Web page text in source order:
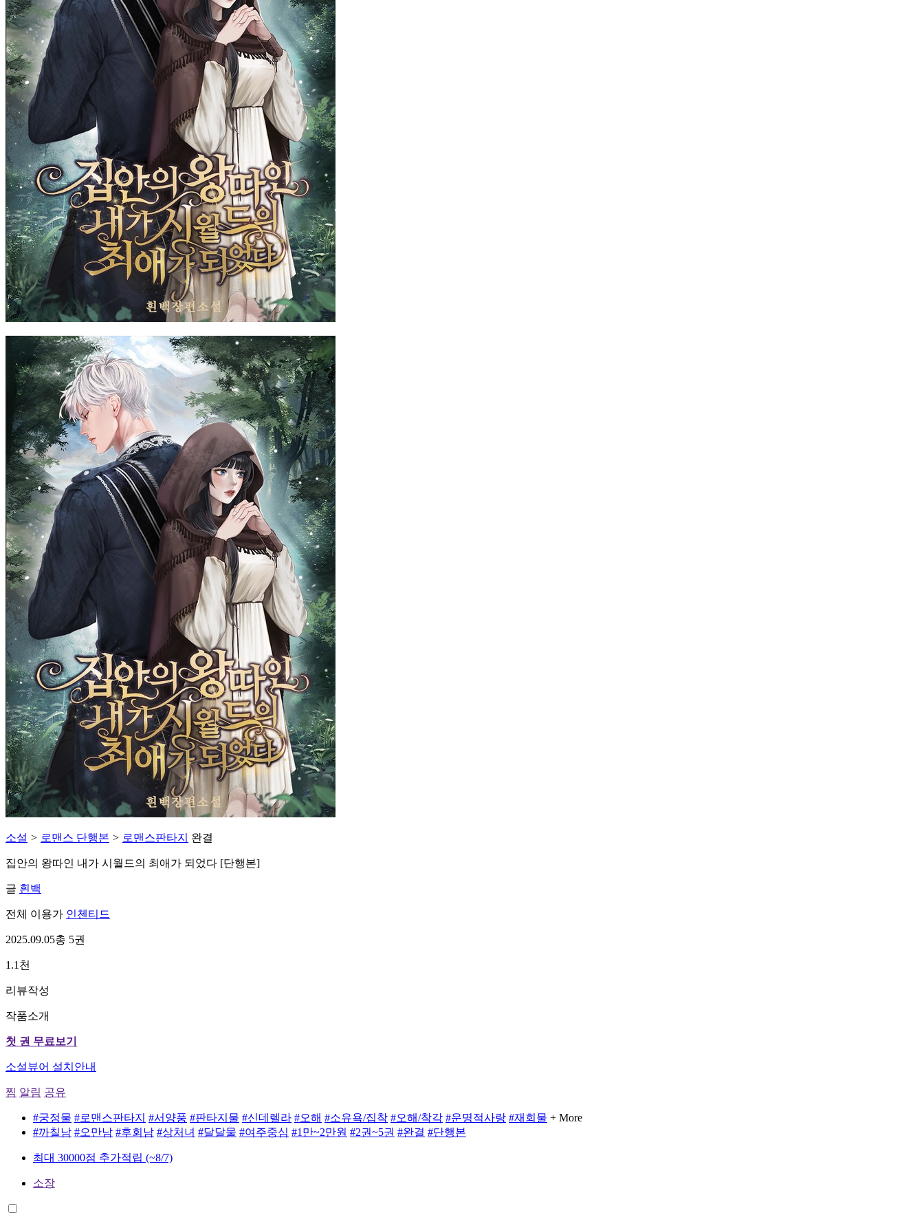
소설 > 로맨스 단행본 > 로맨스판타지 완결
집안의 왕따인 내가 시월드의 최애가 되었다 [단행본]
글 흰백
전체 이용가 인첸티드
2025.09.05총 5권
1.1천
리뷰작성
작품소개
첫 권 무료보기
소설뷰어 설치안내
찜 알림 공유
#궁정물 #로맨스판타지 #서양풍 #판타지물 #신데렐라 #오해 #소유욕/집착 #오해/착각 #운명적사랑 #재회물 + More
#까칠남 #오만남 #후회남 #상처녀 #달달물 #여주중심 #1만~2만원 #2권~5권 #완결 #단행본
최대 30000점 추가적립 (~8/7)
소장